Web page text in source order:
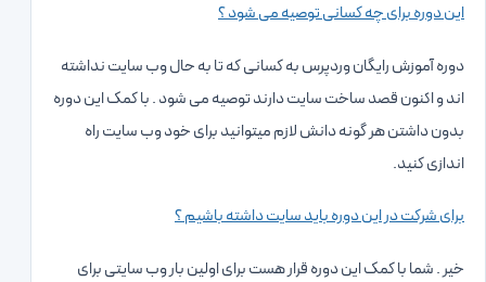
این دوره برای چه کسانی توصیه می شود ؟
دوره آموزش رایگان وردپرس به کسانی که تا به حال وب سایت نداشته
اند و اکنون قصد ساخت سایت دارند توصیه می شود . با کمک این دوره
بدون داشتن هر گونه دانش لازم میتوانید برای خود وب سایت راه
اندازی کنید.
برای شرکت در این دوره باید سایت داشته باشیم ؟
خیر . شما با کمک این دوره قرار هست برای اولین بار وب سایتی برای